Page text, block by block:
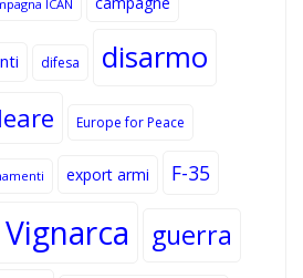
ICAN
difesa disarmo
Europe for Peace
export armi F-35
guerra